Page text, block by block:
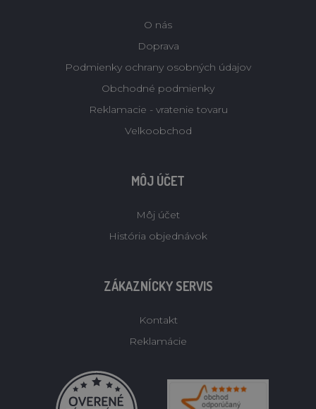
O nás
Doprava
Podmienky ochrany osobných údajov
Obchodné podmienky
Reklamacie - vratenie tovaru
Velkoobchod
MÔJ ÚČET
Môj účet
História objednávok
ZÁKAZNÍCKY SERVIS
Kontakt
Reklamácie